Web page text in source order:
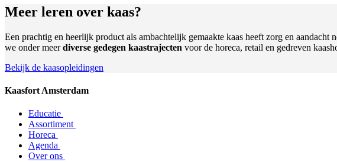
Meer leren over kaas?
Een prachtig en heerlijk product als ambachtelijk gemaakte kaas heeft zorg en
we onder meerdiverse gedegen kaastrajecten voor de horeca, retail en gedreven
Bekijk de kaasopleidingen
Kaasfort Amsterdam
Educatie
Assortiment
Horeca
Agenda
Over ons